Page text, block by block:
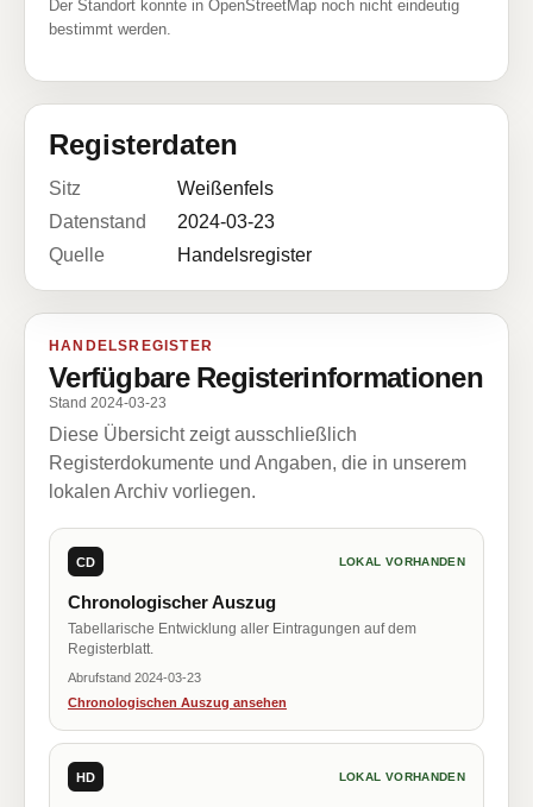
Der Standort konnte in OpenStreetMap noch nicht eindeutig
bestimmt werden.
Registerdaten
Sitz
Weißenfels
Datenstand
2024-03-23
Quelle
Handelsregister
HANDELSREGISTER
Verfügbare Registerinformationen
Stand 2024-03-23
Diese Übersicht zeigt ausschließlich
Registerdokumente und Angaben, die in unserem
lokalen Archiv vorliegen.
CD LOKAL VORHANDEN
Chronologischer Auszug
Tabellarische Entwicklung aller Eintragungen auf dem
Registerblatt.
Abrufstand 2024-03-23
Chronologischen Auszug ansehen
HD LOKAL VORHANDEN